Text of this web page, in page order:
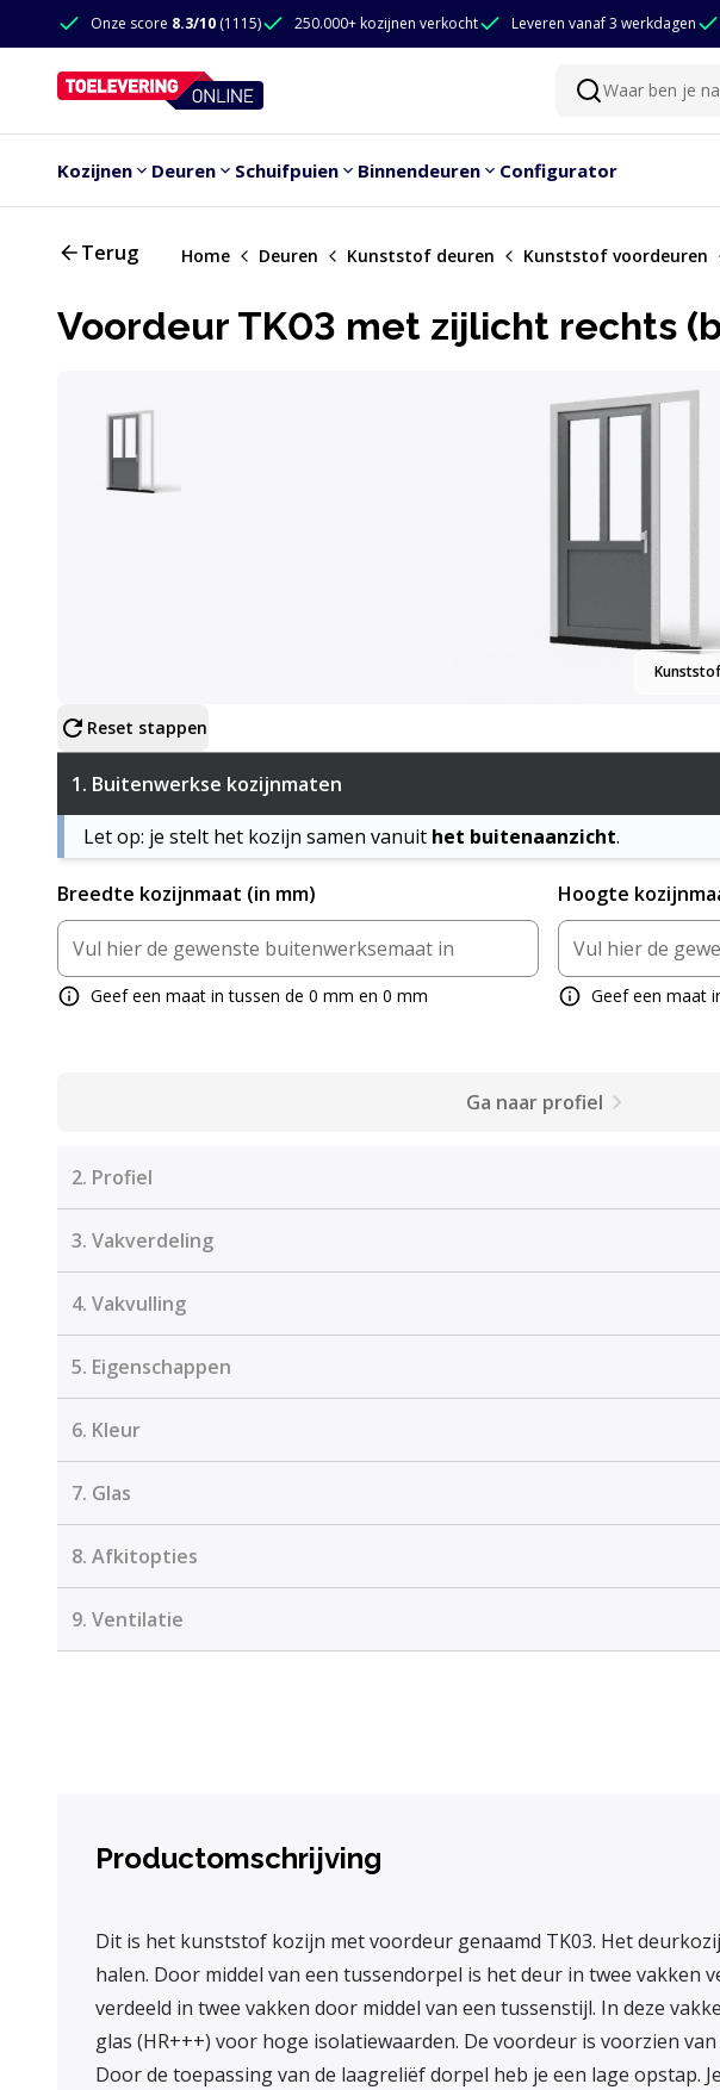
Doorgaan naar de inhoud
Onze score 8.3/10 (1115) 250.000+ kozijnen verkocht Leveren vanaf 3 werkdagen
Zoeken
Waar ben je
Kozijnen Deuren Schuifpuien Binnendeuren Configurator
Terug Home Deuren Kunststof deuren Kunststof voordeuren
Voordeur TK03 met zijlicht rechts
Configureer product
Reset stappen
1. Buitenwerkse kozijnmaten
Let op: je stelt het kozijn samen vanuit het buitenaanzicht.
Breedte kozijnmaat (in mm)
Geef een maat in tussen de 0 mm en 0 mm
Hoogte
Geef een maat
Ga naar profiel
2. Profiel
3. Vakverdeling
4. Vakvulling
5. Eigenschappen
6. Kleur
7. Glas
8. Afkitopties
9. Ventilatie
Productomschrijving
Dit is het kunststof kozijn met voordeur genaamd TK03. Het
halen. Door middel van een tussendorpel is het deur in twee vakken
verdeeld in twee vakken door middel van een tussenstijl. In deze
glas (HR+++) voor hoge isolatiewaarden. De voordeur is voorzien
Door de toepassing van de laagreliëf dorpel heb je een lage